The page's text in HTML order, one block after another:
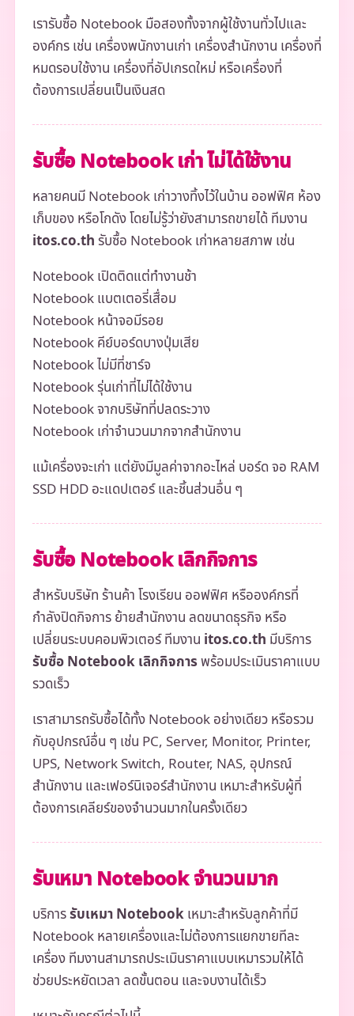
เรารับซื้อ Notebook มือสองทั้งจากผู้ใช้งานทั่วไปและ
องค์กร เช่น เครื่องพนักงานเก่า เครื่องสำนักงาน เครื่องที่
หมดรอบใช้งาน เครื่องที่อัปเกรดใหม่ หรือเครื่องที่
ต้องการเปลี่ยนเป็นเงินสด
รับซื้อ Notebook เก่า ไม่ได้ใช้งาน
หลายคนมี Notebook เก่าวางทิ้งไว้ในบ้าน ออฟฟิศ ห้อง
เก็บของ หรือโกดัง โดยไม่รู้ว่ายังสามารถขายได้ ทีมงาน
itos.co.thรับซื้อ Notebook เก่าหลายสภาพ เช่น
Notebook เปิดติดแต่ทำงานช้า
Notebook แบตเตอรี่เสื่อม
Notebook หน้าจอมีรอย
Notebook คีย์บอร์ดบางปุ่มเสีย
Notebook ไม่มีที่ชาร์จ
Notebook รุ่นเก่าที่ไม่ได้ใช้งาน
Notebook จากบริษัทที่ปลดระวาง
Notebook เก่าจำนวนมากจากสำนักงาน
แม้เครื่องจะเก่า แต่ยังมีมูลค่าจากอะไหล่ บอร์ด จอ RAM
SSD HDD อะแดปเตอร์ และชิ้นส่วนอื่น ๆ
รับซื้อ Notebook เลิกกิจการ
สำหรับบริษัท ร้านค้า โรงเรียน ออฟฟิศ หรือองค์กรที่
กำลังปิดกิจการ ย้ายสำนักงาน ลดขนาดธุรกิจ หรือ
เปลี่ยนระบบคอมพิวเตอร์ ทีมงาน itos.co.th มีบริการ
รับซื้อ Notebook เลิกกิจการพร้อมประเมินราคาแบบ
รวดเร็ว
เราสามารถรับซื้อได้ทั้ง Notebook อย่างเดียว หรือรวม
กับอุปกรณ์อื่น ๆ เช่น PC, Server, Monitor, Printer,
UPS, Network Switch, Router, NAS, อุปกรณ์
สำนักงาน และเฟอร์นิเจอร์สำนักงาน เหมาะสำหรับผู้ที่
ต้องการเคลียร์ของจำนวนมากในครั้งเดียว
รับเหมา Notebook จำนวนมาก
บริการรับเหมา Notebookเหมาะสำหรับลูกค้าที่มี
Notebook หลายเครื่องและไม่ต้องการแยกขายทีละ
เครื่อง ทีมงานสามารถประเมินราคาแบบเหมารวมให้ได้
ช่วยประหยัดเวลา ลดขั้นตอน และจบงานได้เร็ว